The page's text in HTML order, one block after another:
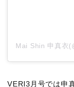
Mai Shin 申真衣
VERI3月号では申